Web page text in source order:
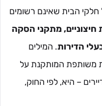
הבית שאינם רשומים
חיצוניים, מתקני הסקה
הדירות. המילים
משותפת המותקנת על
– היא, לפי החוק,